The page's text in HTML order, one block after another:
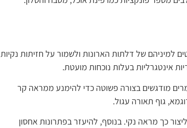
למיניהם של דלתות הארונות ולשמור על חזיתות נקיות
אינטגרליות בעלות נוכחות מועטת.
מודגשים בצורה פשוטה כדי להימנע ממראה קר
גוף תאורה עגול.
כך מראה נקי. בנוסף, להיעזר בפתרונות אחסון